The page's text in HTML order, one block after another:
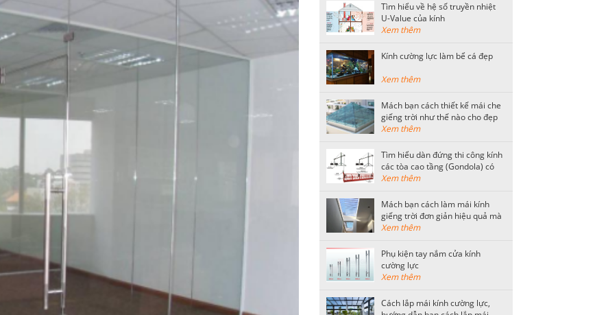
Tìm hiểu về hệ số truyền nhiệt
U-Value của kính
Xem thêm
Kính cường lực làm bể cá đẹp
Xem thêm
Mách bạn cách thiết kế mái che
giếng trời như thế nào cho đẹp
Xem thêm
Tìm hiểu dàn đứng thi công kính
các tòa cao tầng (Gondola) có
kết cấu như thế nào?
Xem thêm
Mách bạn cách làm mái kính
giếng trời đơn giản hiệu quả mà
tiết kiệm nhất
Xem thêm
Phụ kiện tay nắm cửa kính
cường lực
Xem thêm
Cách lắp mái kính cường lực,